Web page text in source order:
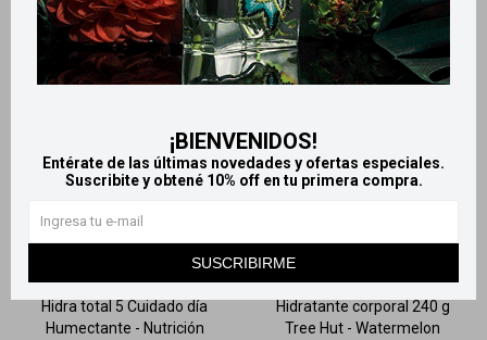
¡BIENVENIDOS!
Entérate de las últimas novedades y ofertas especiales.
Suscribite y obtené 10% off en tu primera compra.
SUSCRIBIRME
LlegaEL LUNES
Hidra total 5 Cuidado día
Humectante - Nutrición
Hidratante corporal 240 g
Tree Hut - Watermelon